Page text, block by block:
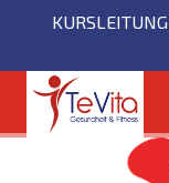
Inhalt